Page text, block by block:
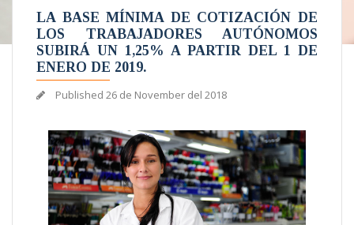
LA BASE MÍNIMA DE COTIZACIÓN DE
LOS TRABAJADORES AUTÓNOMOS
SUBIRÁ UN 1,25% A PARTIR DEL 1 DE
ENERO DE 2019.
Published 26 de November del 2018